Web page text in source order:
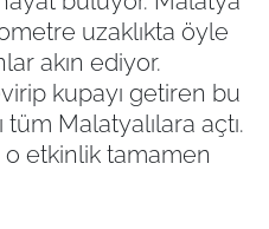
uzaklıkta öyle
akın ediyor.
kupayı getiren bu
tüm Malatyalılara açtı.
etkinlik tamamen